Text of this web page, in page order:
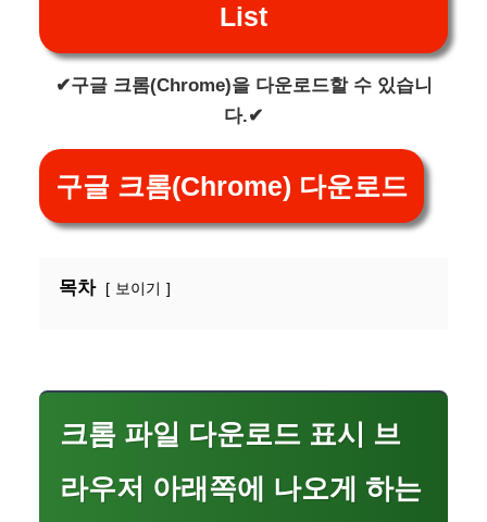
List
✔구글 크롬(Chrome)을 다운로드할 수 있습니
다.✔
구글 크롬(Chrome) 다운로드
목차 보이기
크롬 파일 다운로드 표시 브
라우저 아래쪽에 나오게 하는